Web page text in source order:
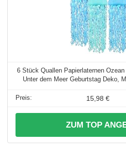
6 Stück Quallen Papierlaternen
Unter dem Meer Geburtstag Deko,
15,98 €
ZUM TOP